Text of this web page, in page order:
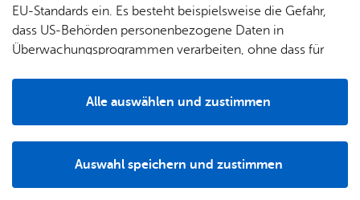
, 10:30 Uhr
, Se­nio­ren­treff
Ai­lin­gen
Tan­zen im Sit­zen
Se­nio­ren
EU-Standards ein. Es besteht beispielsweise die Gefahr,
dass US-Behörden personenbezogene Daten in
Überwachungsprogrammen verarbeiten, ohne dass für
Auswahl speichern und zustimmen
Alle auswählen und zustimmen